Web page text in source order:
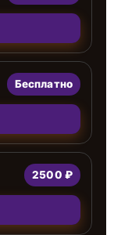
Бесплатно
2500 ₽